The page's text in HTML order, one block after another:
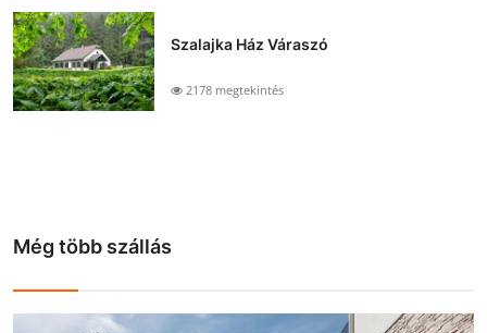
Szalajka Ház Váraszó
2178 megtekintés
Még több szállás